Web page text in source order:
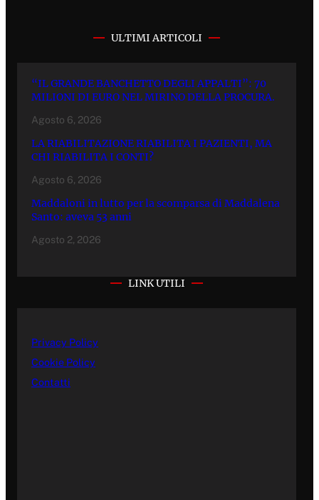
ULTIMI ARTICOLI
“IL GRANDE BANCHETTO DEGLI APPALTI”: 70
MILIONI DI EURO NEL MIRINO DELLA PROCURA.
Agosto 6, 2026
LA RIABILITAZIONE RIABILITA I PAZIENTI, MA
CHI RIABILITA I CONTI?
Agosto 6, 2026
Maddaloni in lutto per la scomparsa di Maddalena
Santo: aveva 53 anni
Agosto 2, 2026
LINK UTILI
Privacy Policy
Cookie Policy
Contatti